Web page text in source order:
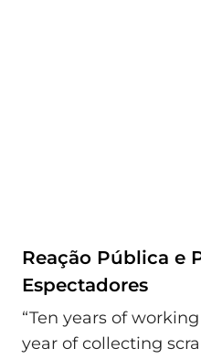
Reação Pública e
Espectadores
“Ten years of
year of collecting